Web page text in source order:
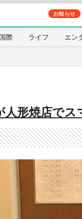
お知らせ
国際 ライフ エン
人形焼店で